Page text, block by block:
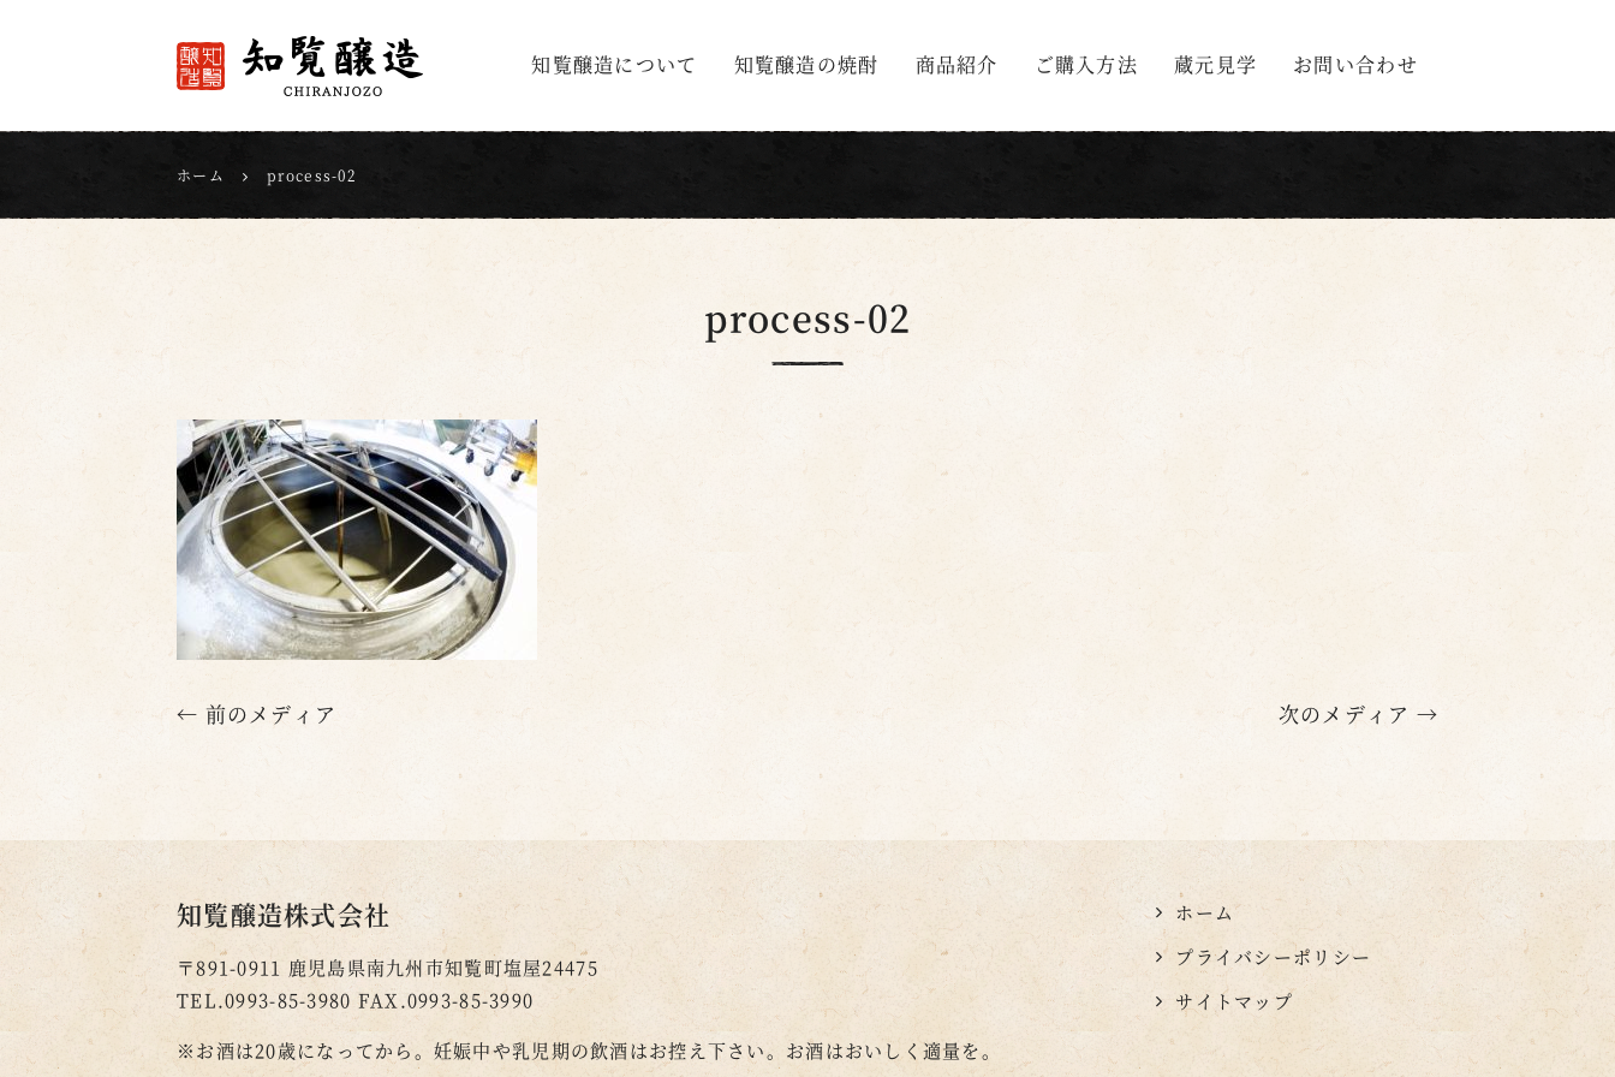
知覧醸造について 知覧醸造の焼酎 商品紹介 ご購入方法 蔵元見学 お問い合わせ
ホーム process-02
process-02
← 前のメディア 次のメディア →
知覧醸造株式会社
〒891-0911 鹿児島県南九州市知覧町塩屋24475
TEL.0993-85-3980 FAX.0993-85-3990
※お酒は20歳になってから。 妊娠中や乳児期の飲酒はお控え下さい。 お酒はおいしく適量を。
ホーム
プライバシーポリシー
サイトマップ